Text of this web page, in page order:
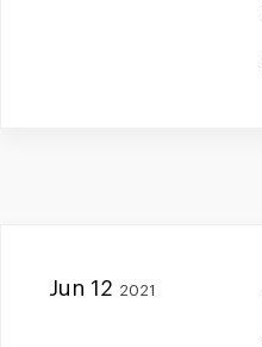
Jun 12 2021